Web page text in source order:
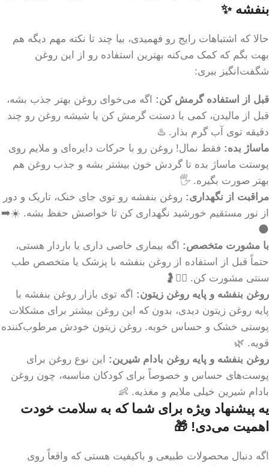
بنفشه ✨
حالا که اشتباهات رایج رو فهمیدی، بیا چند تا نکته مهم دیگه هم
بهت بگم که کمک می‌کنه بهترین استفاده رو از این روغن
شگفت‌انگیز ببری:
قبل از استفاده گرمش کن: اگه می‌خوای روغن بهتر جذب بشه،
قبل از مالیدن، کمی با دستت گرمش کن یا شیشه روغن رو چند
دقیقه توی آب گرم بذار. ♨️
ماساژ بده: فقط نمال! روغن رو با حرکات دایره‌ای و ملایم روی
پوستت ماساژ بده تا گردش خون بیشتر بشه و جذب روغن هم
بهتر صورت بگیره. 🖐️
مراقبت از نگهداری: روغن بنفشه رو توی جای خنک، تاریک و دور
از نور مستقیم خورشید نگهداری کن تا خواصش حفظ بشه. ☀️➡️
🌑
با مشورت متخصص: اگه بیماری خاصی داری یا باردار هستی،
حتماً قبل از استفاده از روغن بنفشه با پزشک یا متخصص طب
سنتی مشورت کن. 👩‍⚕️🤰
روغن بنفشه و پایه روغن زیتون: اگه توی بازار روغن بنفشه با
پایه روغن زیتون دیدی، بدون که این روغن بیشتر برای مشکلات
پوستی خشک و حساس خوبه. روغن زیتون خودش مرطوب‌کننده
قویه. 🌿
روغن بنفشه و پایه روغن بادام شیرین: این نوع روغن برای
پوست‌های حساس و خصوصاً برای کودکان مناسبه، چون روغن
بادام شیرین خیلی ملایم و مغذیه. 👶
یه پیشنهاد ویژه برای شما که به سلامت خودت
اهمیت می‌دی! 🎁
اگه دنبال محصولات طبیعی و باکیفیت هستی که واقعاً روی